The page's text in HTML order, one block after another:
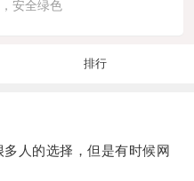
安全绿色
排行
人的选择，但是有时候网